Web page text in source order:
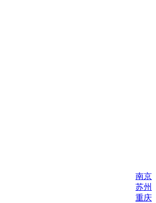
南京
苏州
重庆